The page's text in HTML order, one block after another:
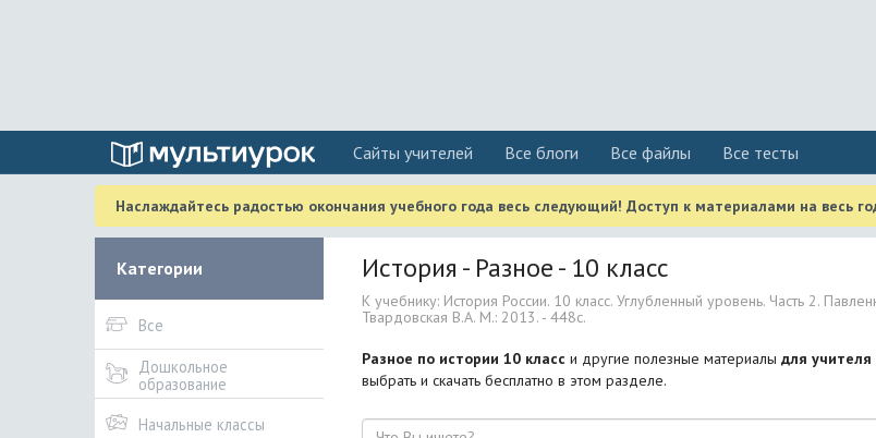
Cайты учителей Все блоги Все файлы Все тесты
Наслаждайтесь радостью окончания учебного года весь следующий! Доступ к материалами на весь
Категории
Все
Дошкольное
образование
Начальные классы
История - Разное - 10 класс
К учебнику: История России. 10 класс. Углубленный уровень. Часть 2.
Твардовская В.А. М.: 2013. - 448с.
Разное по истории 10 класс и другие полезные материалы для учителя
выбрать и скачать бесплатно в этом разделе.
Поиск